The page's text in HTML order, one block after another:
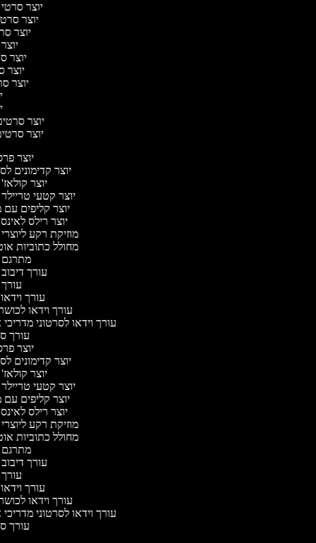
יוצר סרטי
יוצר
יוצר
יוצר
יוצר
יוצר
יוצר
יוצר
יוצר
יוצר קדימונים
יוצר
יוצר קטעי
יוצר קליפים
יוצר רילס
מוזיקת רקע
מחולל כתוביות
עורך
עורך
עורך וידאו
עורך וידאו לסרטוני
עורך
יוצר
יוצר קדימונים
יוצר
יוצר קטעי
יוצר קליפים
יוצר רילס
מוזיקת רקע
מחולל כתוביות
עורך
עורך
עורך וידאו
עורך וידאו לסרטוני
עורך